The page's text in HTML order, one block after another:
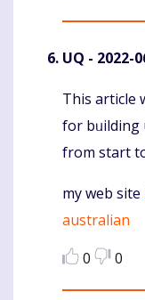
UQ - 2022-
Komentaras
This article
for bᥙilding
from start
my web site
australian
0
0